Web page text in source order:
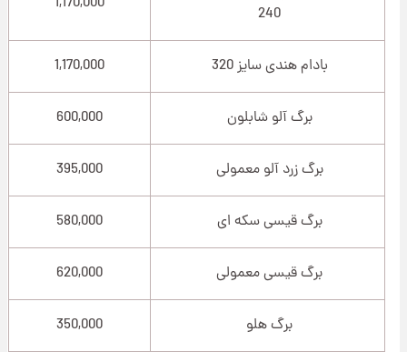
240
بادام هندی سایز 320 1,170,000
برگ آلو شابلون 600,000
برگ زرد آلو معمولی 395,000
برگ قیسی سکه ای 580,000
برگ قیسی معمولی 620,000
برگ هلو 350,000